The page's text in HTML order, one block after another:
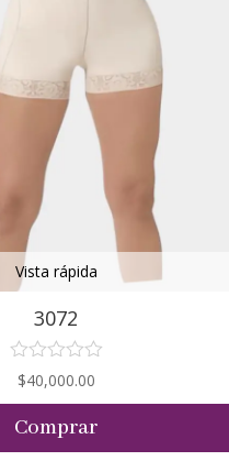
Vista rápida
3072
$40,000.00
Comprar